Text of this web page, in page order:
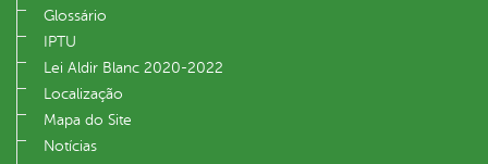
Glossário
IPTU
Lei Aldir Blanc 2020-2022
Localização
Mapa do Site
Notícias